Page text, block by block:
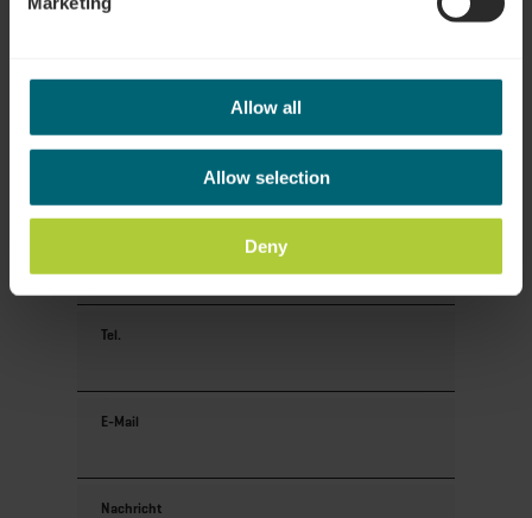
Allow all
Allow selection
Deny
Tel.
E-Mail
Nachricht